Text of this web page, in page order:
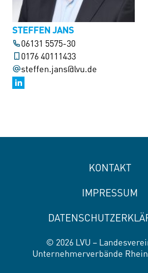
STEFFEN JANS
06131 5575-30
0176 40111433
steffen.jans@lvu.de
KONTAKT
IMPRESSUM
© 2026 LVU –
Unternehmerverbände